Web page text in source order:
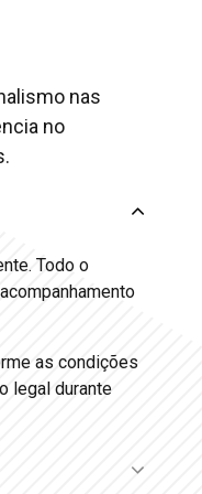
nas
no
Todo o
as condições
legal durante